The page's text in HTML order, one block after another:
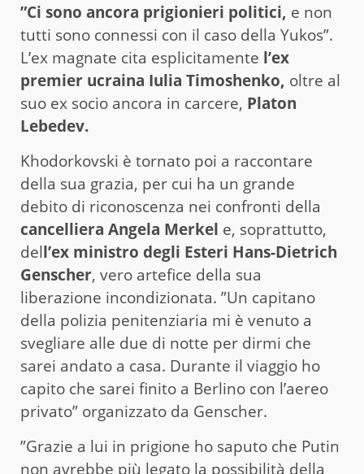
”Ci sono ancora prigionieri politici, e non
tutti sono connessi con il caso della Yukos”.
L’ex magnate cita esplicitamente l’ex
premier ucraina Iulia Timoshenko, oltre al
suo ex socio ancora in carcere, Platon
Lebedev.
Khodorkovski è tornato poi a raccontare
della sua grazia, per cui ha un grande
debito di riconoscenza nei confronti della
cancelliera Angela Merkel e, soprattutto,
dell’ex ministro degli Esteri Hans-Dietrich
Genscher, vero artefice della sua
liberazione incondizionata. ”Un capitano
della polizia penitenziaria mi è venuto a
svegliare alle due di notte per dirmi che
sarei andato a casa. Durante il viaggio ho
capito che sarei finito a Berlino con l’aereo
privato” organizzato da Genscher.
”Grazie a lui in prigione ho saputo che Putin
non avrebbe più legato la possibilità della